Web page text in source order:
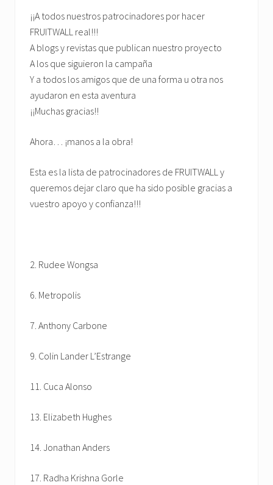
¡¡A todos nuestros patrocinadores por hacer
FRUITWALL real!!!
A blogs y revistas que publican nuestro proyecto
A los que siguieron la campaña
Y a todos los amigos que de una forma u otra nos
ayudaron en esta aventura
¡¡Muchas gracias!!
Ahora… ¡manos a la obra!
Esta es la lista de patrocinadores de FRUITWALL y
queremos dejar claro que ha sido posible gracias a
vuestro apoyo y confianza!!!
2. Rudee Wongsa
6. Metropolis
7. Anthony Carbone
9. Colin Lander L’Estrange
11. Cuca Alonso
13. Elizabeth Hughes
14. Jonathan Anders
17. Radha Krishna Gorle